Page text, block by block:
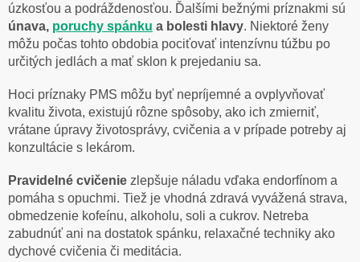
úzkosťou a podráždenosťou. Ďalšími bežnými príznakmi sú
únava, poruchy spánku a bolesti hlavy. Niektoré ženy
môžu počas tohto obdobia pociťovať intenzívnu túžbu po
určitých jedlách a mať sklon k prejedaniu sa.
Hoci príznaky PMS môžu byť nepríjemné a ovplyvňovať
kvalitu života, existujú rôzne spôsoby, ako ich zmierniť,
vrátane úpravy životosprávy, cvičenia a v prípade potreby aj
konzultácie s lekárom.
Pravidelné cvičenie zlepšuje náladu vďaka endorfínom a
pomáha s opuchmi. Tiež je vhodná zdravá vyvážená strava,
obmedzenie kofeínu, alkoholu, soli a cukrov. Netreba
zabudnúť ani na dostatok spánku, relaxačné techniky ako
dychové cvičenia či meditácia.